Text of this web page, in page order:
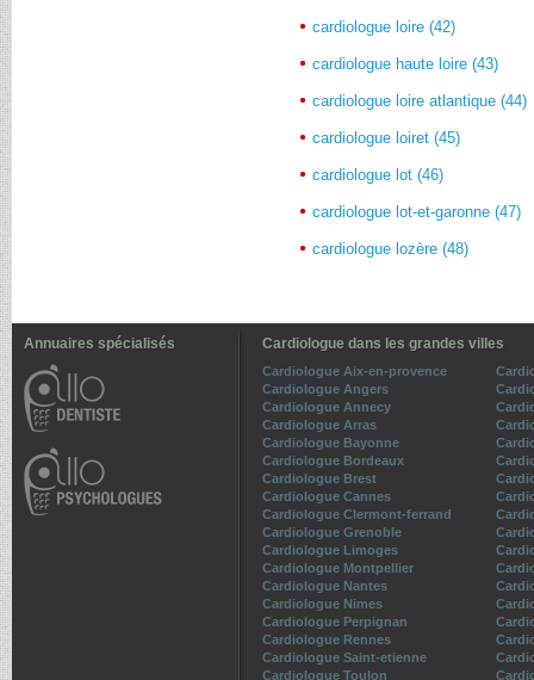
cardiologue loire (42)
cardiologue haute loire (43)
cardiologue loire atlantique (44)
cardiologue loiret (45)
cardiologue lot (46)
cardiologue lot-et-garonne (47)
cardiologue lozère (48)
Annuaires spécialisés Cardiologue dans les grandes villes
Cardiologue Aix-en-provence
Cardiologue Angers
Cardiologue Annecy
Cardiologue Arras
Cardiologue Bayonne
Cardiologue Bordeaux
Cardiologue Brest
Cardiologue Cannes
Cardiologue Clermont-ferrand
Cardiologue Grenoble
Cardiologue Limoges
Cardiologue Montpellier
Cardiologue Nantes
Cardiologue Nimes
Cardiologue Perpignan
Cardiologue Rennes
Cardiologue Saint-etienne
Cardiologue Toulon